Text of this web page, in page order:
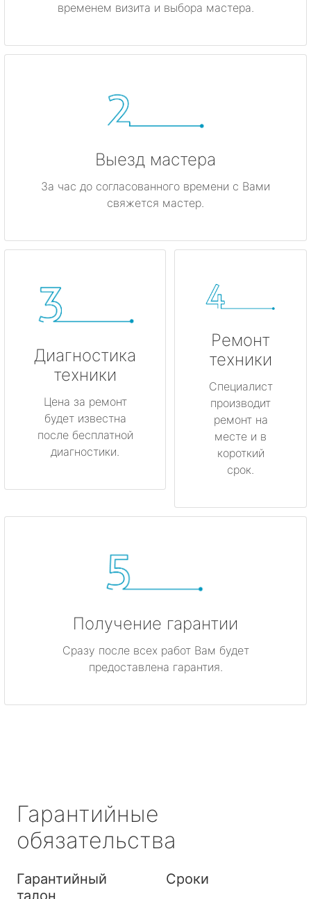
временем визита и выбора мастера.
Выезд мастера
За час до согласованного времени с Вами
свяжется мастер.
Диагностика
техники
Цена за ремонт
будет известна
после бесплатной
диагностики.
Ремонт
техники
Специалист
производит
ремонт на
месте и в
короткий
срок.
Получение гарантии
Сразу после всех работ Вам будет
предоставлена гарантия.
Гарантийные
обязательства
Гарантийный
талон
Сроки